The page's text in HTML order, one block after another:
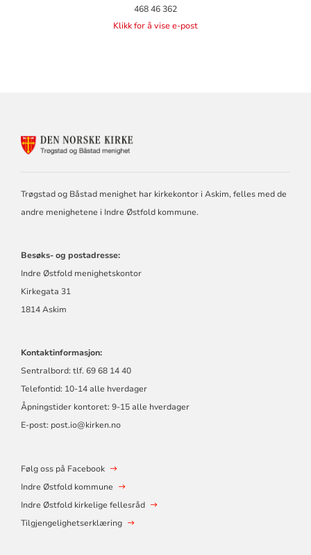
468 46 362
Klikk for å vise e-post
KIRKE
TRØGSTAD
Trøgstad og Båstad menighet har kirkekontor i Askim, felles med de
andre menighetene i Indre Østfold kommune.
Besøks- og postadresse:
Indre Østfold menighetskontor
Kirkegata 31
1814 Askim
Kontaktinformasjon:
Sentralbord: tlf. 69 68 14 40
Telefontid: 10-14 alle hverdager
Åpningstider kontoret: 9-15 alle hverdager
E-post: post.io@kirken.no
Følg oss på Facebook
Indre Østfold kommune
Indre Østfold kirkelige fellesråd
Tilgjengelighetserklæring